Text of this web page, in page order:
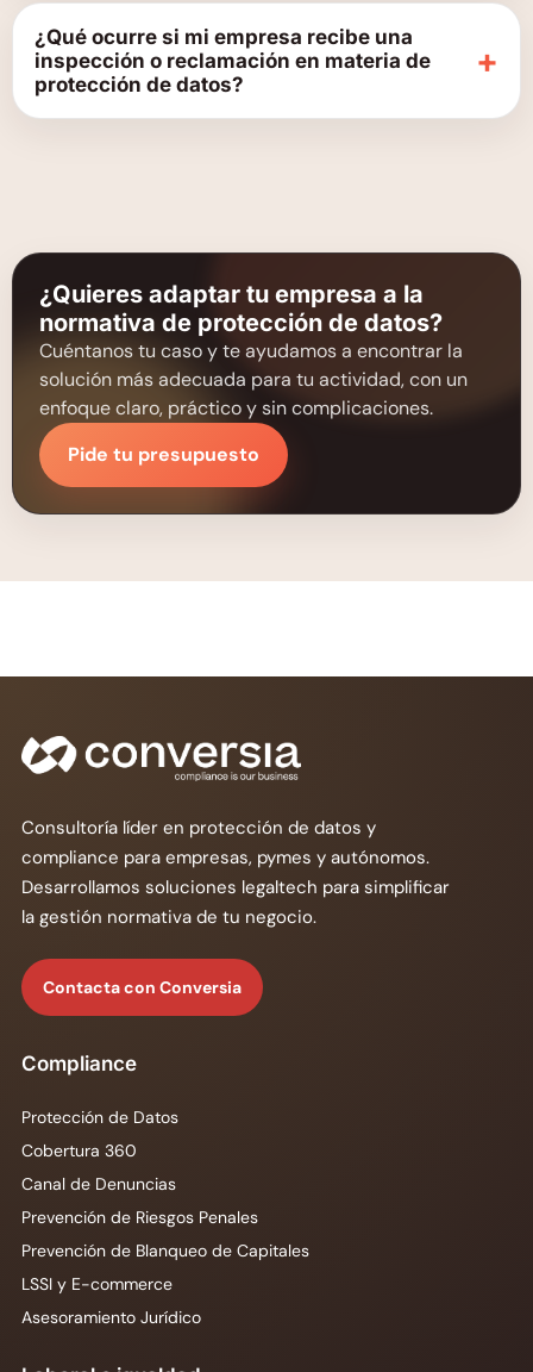
¿Qué ocurre si mi empresa recibe una
inspección o reclamación en materia de
protección de datos?
+
¿Quieres adaptar tu empresa a la
normativa de protección de datos?
Cuéntanos tu caso y te ayudamos a encontrar la
solución más adecuada para tu actividad, con un
enfoque claro, práctico y sin complicaciones.
Pide tu presupuesto
Consultoría líder en protección de datos y
compliance para empresas, pymes y autónomos.
Desarrollamos soluciones legaltech para simplificar
la gestión normativa de tu negocio.
Contacta con Conversia
Compliance
Protección de Datos
Cobertura 360
Canal de Denuncias
Prevención de Riesgos Penales
Prevención de Blanqueo de Capitales
LSSI y E-commerce
Asesoramiento Jurídico